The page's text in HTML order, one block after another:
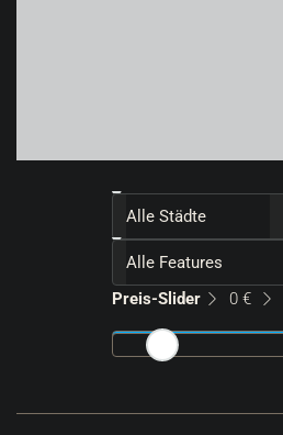
Alle Städte
Alle Features
Preis-Slider
0 €